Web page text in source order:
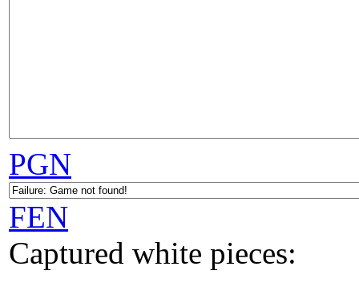
PGN
FEN
Captured white pieces: